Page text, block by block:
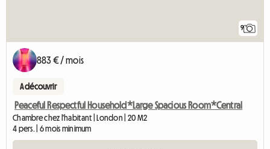
9
883 € / mois
A découvrir
Peaceful Respectful Household*Large Spacious Room*Central
Chambre chez l'habitant | London | 20 M2
4 pers. | 6 mois minimum